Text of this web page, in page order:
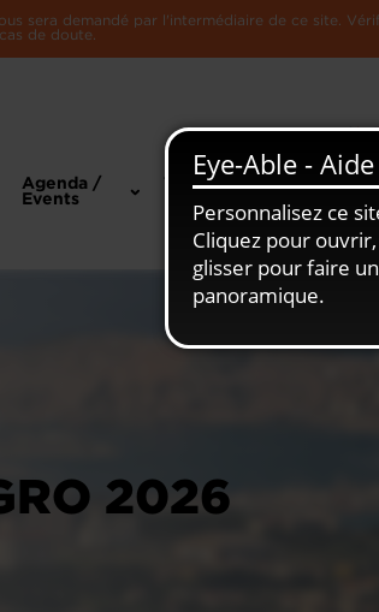
sera demandé par l'intermédiaire de ce site.
de doute.
Recherche
Agenda /
Events
Toute
2026